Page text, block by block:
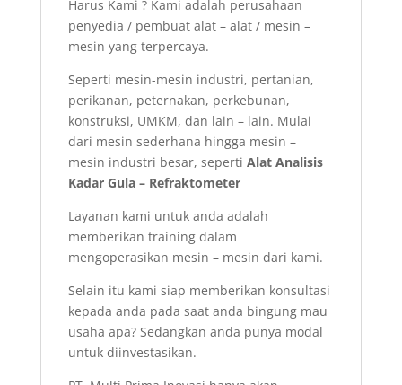
Harus Kami ? Kami adalah perusahaan
penyedia / pembuat alat – alat / mesin –
mesin yang terpercaya.
Seperti mesin-mesin industri, pertanian,
perikanan, peternakan, perkebunan,
konstruksi, UMKM, dan lain – lain. Mulai
dari mesin sederhana hingga mesin –
mesin industri besar, seperti Alat Analisis
Kadar Gula – Refraktometer
Layanan kami untuk anda adalah
memberikan training dalam
mengoperasikan mesin – mesin dari kami.
Selain itu kami siap memberikan konsultasi
kepada anda pada saat anda bingung mau
usaha apa? Sedangkan anda punya modal
untuk diinvestasikan.